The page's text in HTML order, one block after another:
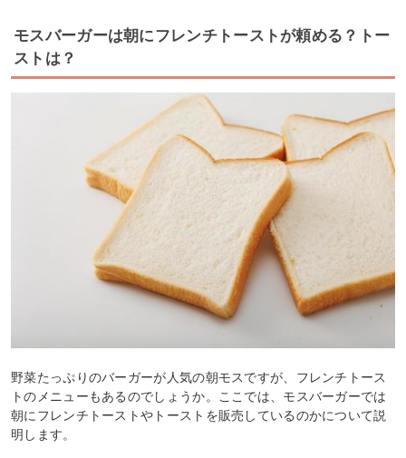
モスバーガーは朝にフレンチトーストが頼める？トー
ストは？
野菜たっぷりのバーガーが人気の朝モスですが、フレンチトース
トのメニューもあるのでしょうか。ここでは、モスバーガーでは
朝にフレンチトーストやトーストを販売しているのかについて説
明します。